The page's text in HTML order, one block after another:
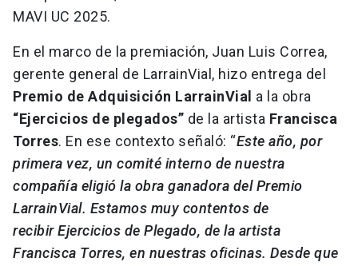
MAVI UC 2025.
En el marco de la premiación, Juan Luis Correa,
gerente general de LarrainVial, hizo entrega del
Premio de Adquisición LarrainVial a la obra
“Ejercicios de plegados” de la artista Francisca
Torres. En ese contexto señaló: “Este año, por
primera vez, un comité interno de nuestra
compañía eligió la obra ganadora del Premio
LarrainVial. Estamos muy contentos de
recibir Ejercicios de Plegado, de la artista
Francisca Torres, en nuestras oficinas. Desde que